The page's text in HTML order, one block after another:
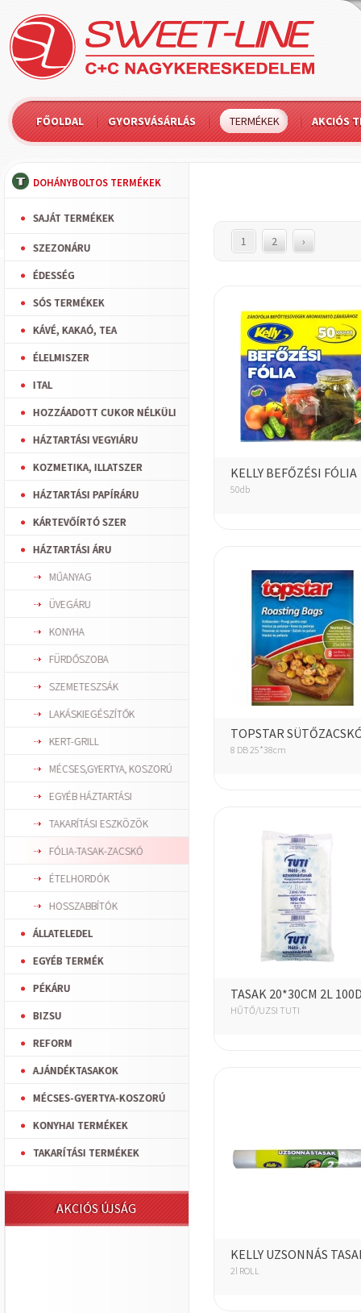
FŐOLDAL GYORSVÁSÁRLÁS TERMÉKEK AKCIÓS
DOHÁNYBOLTOS TERMÉKEK
SAJÁT TERMÉKEK
SZEZONÁRU
ÉDESSÉG
SÓS TERMÉKEK
KÁVÉ, KAKAÓ, TEA
ÉLELMISZER
ITAL
HOZZÁADOTT CUKOR NÉLKÜLI
HÁZTARTÁSI VEGYIÁRU
KOZMETIKA, ILLATSZER
HÁZTARTÁSI PAPÍRÁRU
KÁRTEVŐÍRTÓ SZER
HÁZTARTÁSI ÁRU
MŰANYAG
ÜVEGÁRU
KONYHA
FÜRDŐSZOBA
SZEMETESZSÁK
LAKÁSKIEGÉSZÍTŐK
KERT-GRILL
MÉCSES,GYERTYA, KOSZORÚ
EGYÉB HÁZTARTÁSI
TAKARÍTÁSI ESZKÖZÖK
FÓLIA-TASAK-ZACSKÓ
ÉTELHORDÓK
HOSSZABBÍTÓK
ÁLLATELEDEL
EGYÉB TERMÉK
PÉKÁRU
BIZSU
REFORM
AJÁNDÉKTASAKOK
MÉCSES-GYERTYA-KOSZORÚ
KONYHAI TERMÉKEK
TAKARÍTÁSI TERMÉKEK
AKCIÓS ÚJSÁG
1 2 ›
KELLY BEFŐZÉSI FÓLIA
50db
TOPSTAR
8 DB 25*38cm
TASAK 20*30CM 2L
HŰTŐ/UZSI TUTI
KELLY UZSONNÁS
2l ROLL